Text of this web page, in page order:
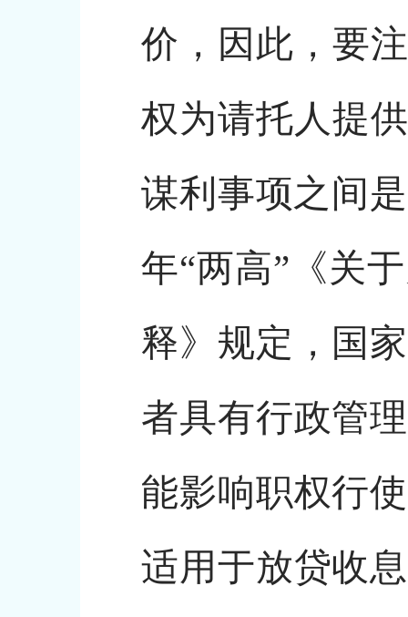
价，因此，要
权为请托人提
谋利事项之间
年“两高”《关
释》规定，国
者具有行政管
能影响职权行
适用于放贷收